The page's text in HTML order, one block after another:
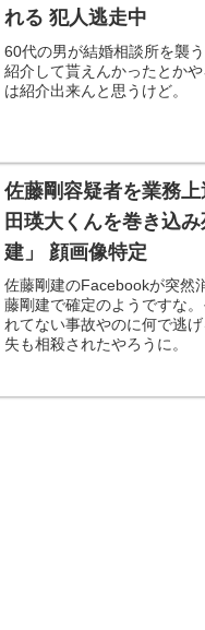
れる 犯人逃走中
60代の男が結婚相談所を襲
紹介して貰えんかったとか
は紹介出来んと思うけど。
佐藤剛容疑者を業務
田瑛大くんを巻き込
建」 顔画像特定
佐藤剛建のFacebookが突然
藤剛建で確定のようですな
れてない事故やのに何で逃
失も相殺されたやろうに。